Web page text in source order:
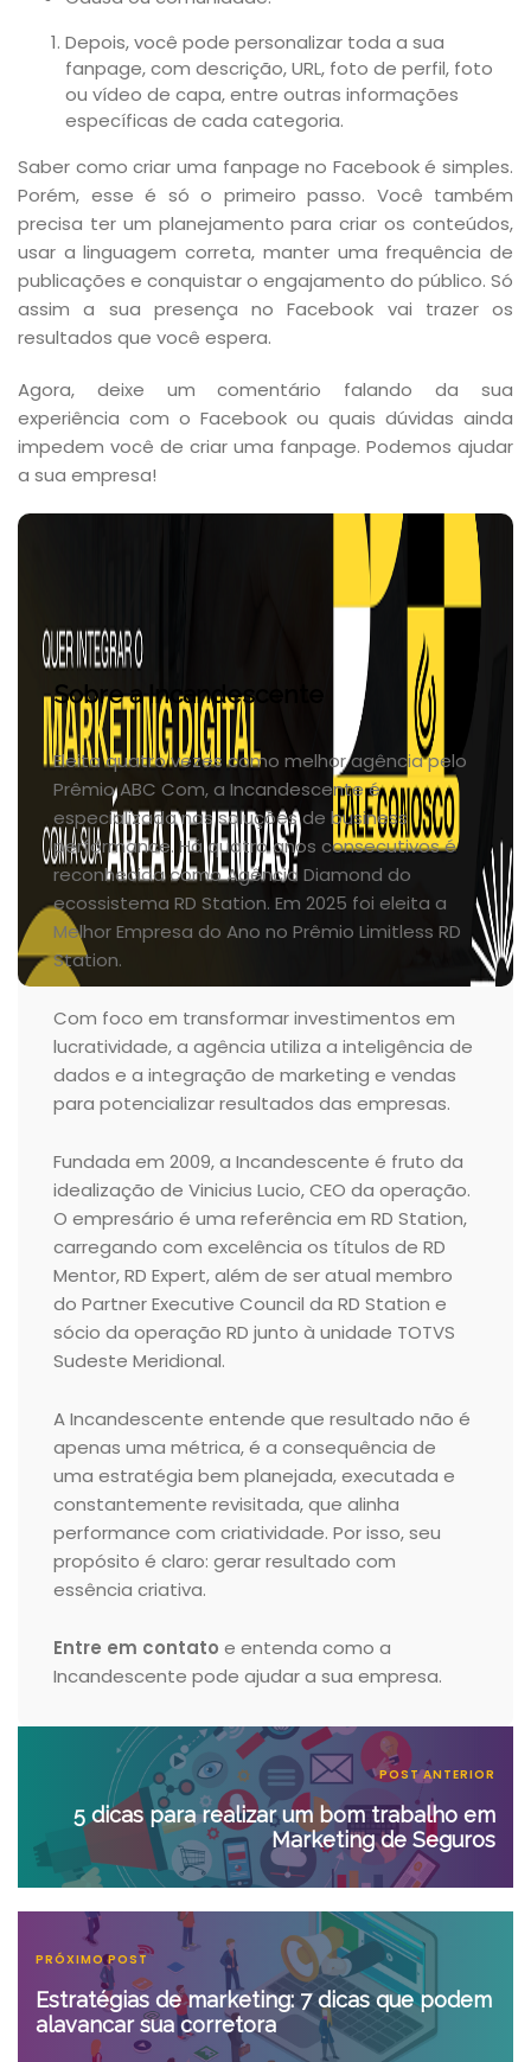
Depois, você pode personalizar toda a sua
fanpage, com descrição, URL, foto de perfil, foto
ou vídeo de capa, entre outras informações
específicas de cada categoria.
Saber como criar uma fanpage no Facebook é simples.
Porém, esse é só o primeiro passo. Você também
precisa ter um planejamento para criar os conteúdos,
usar a linguagem correta, manter uma frequência de
publicações e conquistar o engajamento do público. Só
assim a sua presença no Facebook vai trazer os
resultados que você espera.
Agora, deixe um comentário falando da sua
experiência com o Facebook ou quais dúvidas ainda
impedem você de criar uma fanpage. Podemos ajudar
a sua empresa!
Sobre a Incandescente
Eleita quatro vezes como melhor agência pelo
Prêmio ABC Com, a Incandescente é
especializada nas soluções de business
performance. Há quatro anos consecutivos é
reconhecida como Agência Diamond do
ecossistema RD Station. Em 2025 foi eleita a
Melhor Empresa do Ano no Prêmio Limitless RD
Station.
Com foco em transformar investimentos em
lucratividade, a agência utiliza a inteligência de
dados e a integração de marketing e vendas
para potencializar resultados das empresas.
Fundada em 2009, a Incandescente é fruto da
idealização de Vinicius Lucio, CEO da operação.
O empresário é uma referência em RD Station,
carregando com excelência os títulos de RD
Mentor, RD Expert, além de ser atual membro
do Partner Executive Council da RD Station e
sócio da operação RD junto à unidade TOTVS
Sudeste Meridional.
A Incandescente entende que resultado não é
apenas uma métrica, é a consequência de
uma estratégia bem planejada, executada e
constantemente revisitada, que alinha
performance com criatividade. Por isso, seu
propósito é claro: gerar resultado com
essência criativa.
Entre em contato e entenda como a
Incandescente pode ajudar a sua empresa.
POST ANTERIOR
5 dicas para realizar um bom trabalho em
Marketing de Seguros
PRÓXIMO POST
Estratégias de marketing: 7 dicas que podem
alavancar sua corretora